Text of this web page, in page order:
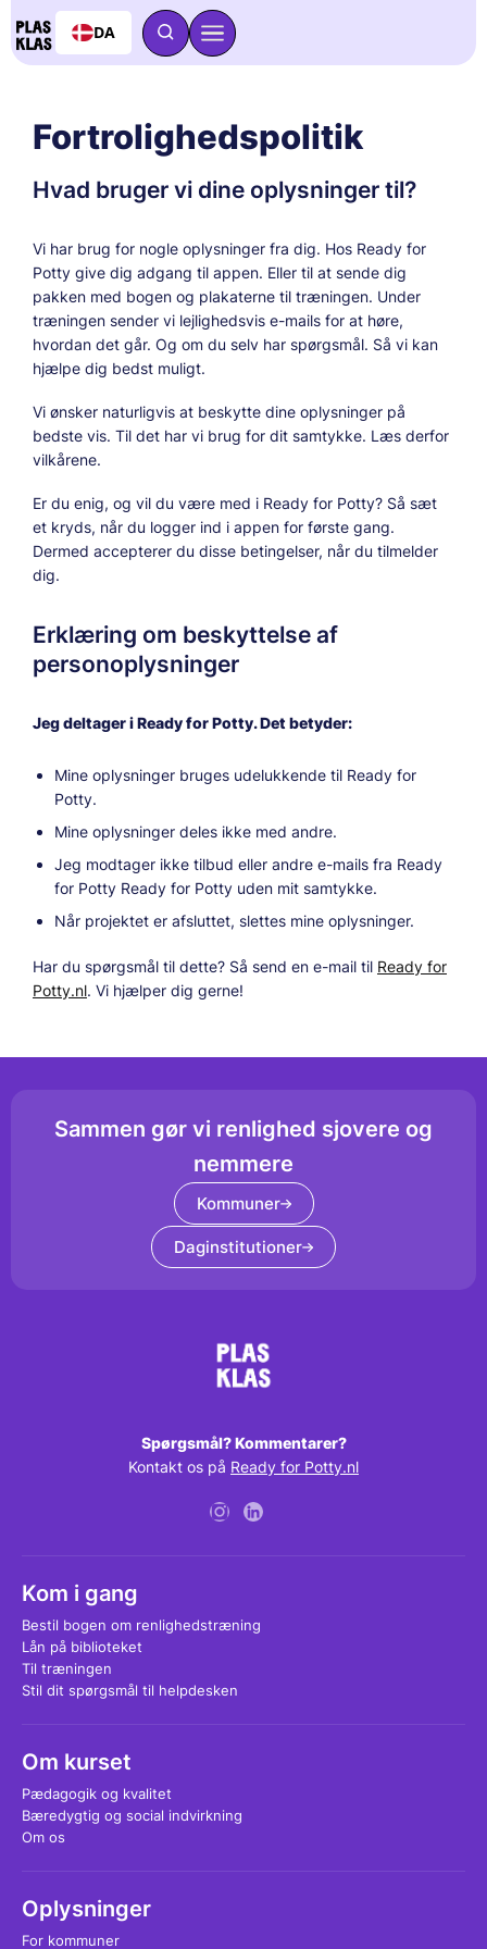
DA
Fortrolighedspolitik
Hvad bruger vi dine oplysninger til?
Vi har brug for nogle oplysninger fra dig. Hos Ready for
Potty give dig adgang til appen. Eller til at sende dig
pakken med bogen og plakaterne til træningen. Under
træningen sender vi lejlighedsvis e-mails for at høre,
hvordan det går. Og om du selv har spørgsmål. Så vi kan
hjælpe dig bedst muligt.
Vi ønsker naturligvis at beskytte dine oplysninger på
bedste vis. Til det har vi brug for dit samtykke. Læs derfor
vilkårene.
Er du enig, og vil du være med i Ready for Potty? Så sæt
et kryds, når du logger ind i appen for første gang.
Dermed accepterer du disse betingelser, når du tilmelder
dig.
Erklæring om beskyttelse af
personoplysninger
Jeg deltager i Ready for Potty. Det betyder:
Mine oplysninger bruges udelukkende til Ready for
Potty.
Mine oplysninger deles ikke med andre.
Jeg modtager ikke tilbud eller andre e-mails fra Ready
for Potty Ready for Potty uden mit samtykke.
Når projektet er afsluttet, slettes mine oplysninger.
Har du spørgsmål til dette? Så send en e-mail til Ready for
Potty.nl. Vi hjælper dig gerne!
Sammen gør vi renlighed sjovere og
nemmere
Kommuner
Daginstitutioner
Spørgsmål? Kommentarer?
Kontakt os på Ready for Potty.nl
Kom i gang
Bestil bogen om renlighedstræning
Lån på biblioteket
Til træningen
Stil dit spørgsmål til helpdesken
Om kurset
Pædagogik og kvalitet
Bæredygtig og social indvirkning
Om os
Oplysninger
For kommuner